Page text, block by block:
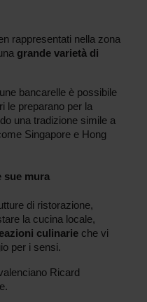
rappresentati nella zona
grande varietà di
bancarelle è possibile
le preparano per la
una tradizione simile a
Singapore e Hong
sue mura
di ristorazione,
la cucina locale,
culinarie che vi
per i sensi.
Ricard